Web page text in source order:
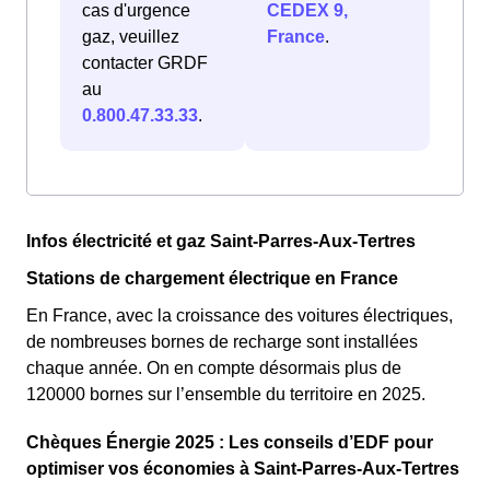
cas d'urgence
gaz, veuillez
contacter GRDF
au
0.800.47.33.33.
CEDEX 9,
France.
Infos électricité et gaz Saint-Parres-Aux-Tertres
Stations de chargement électrique en France
En France, avec la croissance des voitures électriques,
de nombreuses bornes de recharge sont installées
chaque année. On en compte désormais plus de
120000 bornes sur l’ensemble du territoire en 2025.
Chèques Énergie 2025 : Les conseils d’EDF pour
optimiser vos économies à Saint-Parres-Aux-Tertres